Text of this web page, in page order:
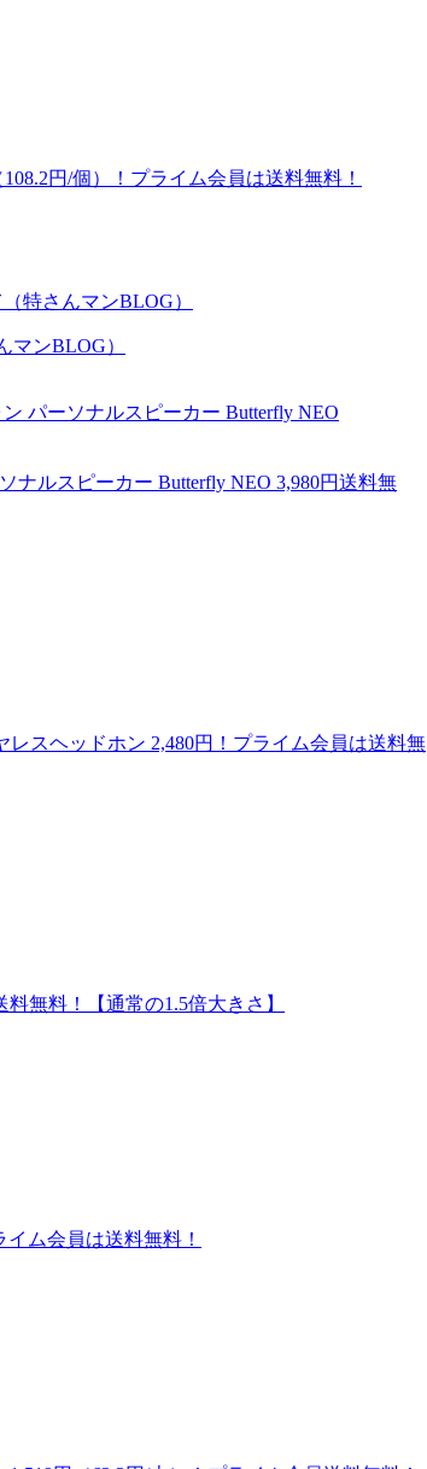
円/個）！プライム会員は送料無料！
マンBLOG）
ナルスピーカー Butterfly NEO 3,980円送料無
レスヘッドホン 2,480円！プライム会員は送料無
無料！【通常の1.5倍大きさ】
ム会員は送料無料！